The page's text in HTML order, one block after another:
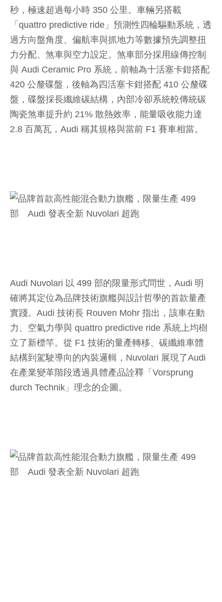
秒，極速超過每小時 350 公里。車輛另搭載
「quattro predictive ride」預測性四輪驅動系統，透
過方向盤角度、偏航率與抓地力等數據預先調整扭
力分配、煞車與空力設定。煞車部分採用線傳控制
與 Audi Ceramic Pro 系統，前軸為十活塞卡鉗搭配
420 公釐碟盤，後軸為四活塞卡鉗搭配 410 公釐碟
盤，碟盤採長纖維碳結構，內部冷卻系統較傳統碳
陶瓷煞車提升約 21% 散熱效率，能量吸收能力達
2.8 百萬瓦，Audi 稱其規格與當前 F1 賽車相當。
Audi Nuvolari 以 499 部的限量形式問世，Audi 明
確將其定位為品牌技術旗艦與設計哲學的首款量產
實踐。Audi 技術長 Rouven Mohr 指出，該車在動
力、空氣力學與 quattro predictive ride 系統上均樹
立了新標竿。從 F1 技術的量產轉移、碳纖維車體
結構到駕駛導向的內裝邏輯，Nuvolari 展現了Audi
在產業變革階段透過具體產品詮釋「Vorsprung
durch Technik」理念的企圖。